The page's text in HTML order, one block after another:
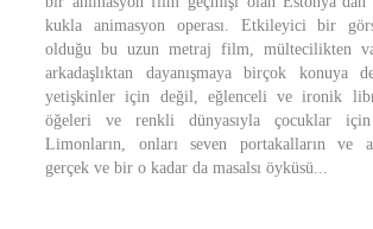
kukla animasyon operası. Etkileyici bir
olduğu bu uzun metraj film, mültecilikten
arkadaşlıktan dayanışmaya birçok konuya
yetişkinler için değil, eğlenceli ve ironik
öğeleri ve renkli dünyasıyla çocuklar
Limonların, onları seven portakalların ve
gerçek ve bir o kadar da masalsı öyküsü...